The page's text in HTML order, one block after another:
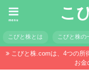
こ
menu
こびと株とは こびと株の
こびと株.comは、4つの所
お金